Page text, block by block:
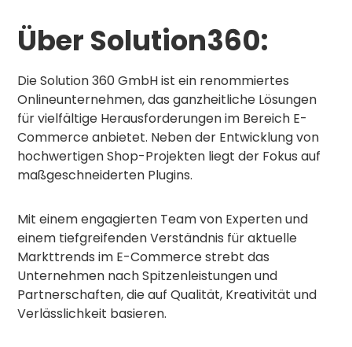
Über Solution360:
Die Solution 360 GmbH ist ein renommiertes
Onlineunternehmen, das ganzheitliche Lösungen
für vielfältige Herausforderungen im Bereich E-
Commerce anbietet. Neben der Entwicklung von
hochwertigen Shop-Projekten liegt der Fokus auf
maßgeschneiderten Plugins.
Mit einem engagierten Team von Experten und
einem tiefgreifenden Verständnis für aktuelle
Markttrends im E-Commerce strebt das
Unternehmen nach Spitzenleistungen und
Partnerschaften, die auf Qualität, Kreativität und
Verlässlichkeit basieren.